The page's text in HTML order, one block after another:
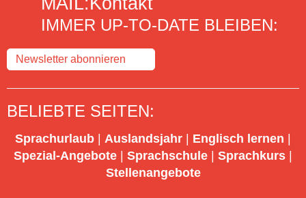
IMMER UP-TO-DATE BLEIBEN:
Newsletter abonnieren
BELIEBTE SEITEN:
Sprachurlaub | Auslandsjahr | Englisch lernen |
Spezial-Angebote | Sprachschule | Sprachkurs |
Stellenangebote